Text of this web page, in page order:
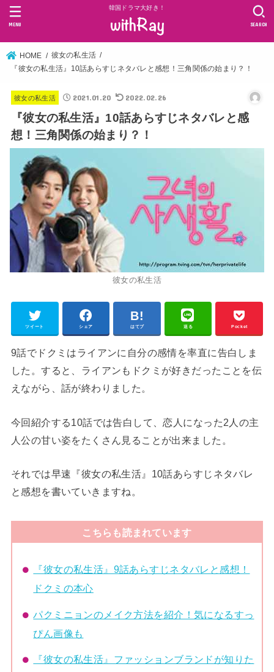
韓国ドラマ大好き！
SEARCH
MENU
HOME
彼女の私生活
『彼女の私生活』10話あらすじネタバレと感想！三角関係の始まり？！
彼女の私生活 2021.01.20 2022.02.26
『彼女の私生活』10話あらすじネタバレと感
想！三角関係の始まり？！
彼女の私生活
ツイート シェア はてブ 送る Pocket
9話でドクミはライアンに自分の感情を率直に告白しま
した。すると、ライアンもドクミが好きだったことを伝
えながら、話が終わりました。
今回紹介する10話では告白して、恋人になった2人の主
人公の甘い姿をたくさん見ることが出来ました。
それでは早速『彼女の私生活』10話あらすじネタバレ
と感想を書いていきますね。
こちらも読まれています
『彼女の私生活』9話あらすじネタバレと感想！
ドクミの本心
パクミニョンのメイク方法を紹介！気になるすっ
ぴん画像も
『彼女の私生活』ファッションブランドが知りた